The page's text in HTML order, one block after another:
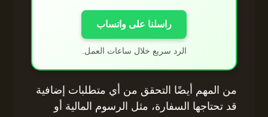
راسلنا على واتساب
الرد سريع خلال ساعات العمل.
من المهم أيضًا التحقق من أي متطلبات إضافية
قد تحتاجها السفارة، مثل الرسوم المالية أو